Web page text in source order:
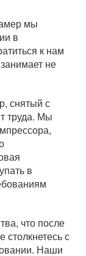
мы
в
к нам
не
снятый с
труда. Мы
в
что после
столкнетесь с
Наши